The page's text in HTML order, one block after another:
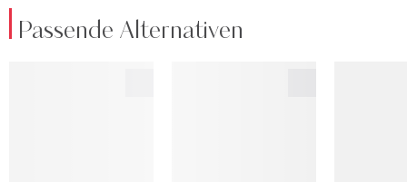
Passende Alternativen